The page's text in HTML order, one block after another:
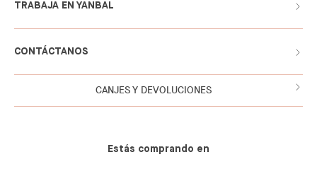
TRABAJA EN YANBAL
CONTÁCTANOS
CANJES Y DEVOLUCIONES
Estás comprando en